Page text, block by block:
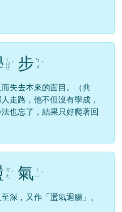
ㄒ
ㄩ
ㄝ
ˊ 步 ㄅ
ㄨ ˋ
失去本來的面目。（典
走路，他不但沒有學成，
也忘了，結果只好爬著回
ㄉ
ㄤ ˋ 氣 ㄑ
ㄧ ˋ
深，又作「盪氣迴腸」。